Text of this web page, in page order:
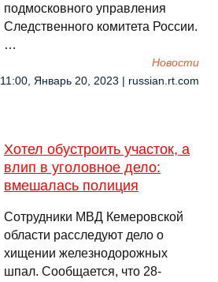
подмосковного управления
Следственного комитета России.
…
Новости
11:00, Январь 20, 2023 | russian.rt.com
Хотел обустроить участок, а
влип в уголовное дело:
вмешалась полиция
Сотрудники МВД Кемеровской
области расследуют дело о
хищении железнодорожных
шпал. Сообщается, что 28-